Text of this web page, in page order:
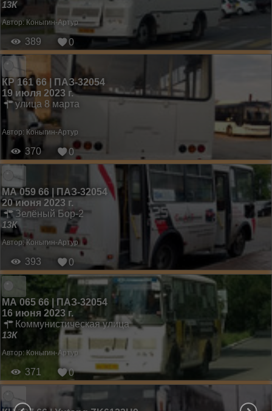
13К
Автор: Коныгин-Артур
389 0
КР 161 66 | ПАЗ-32054
19 июля 2023 г.
улица 8 марта
Автор: Коныгин-Артур
370 0
МА 059 66 | ПАЗ-32054
20 июня 2023 г.
Зелёный Бор-2
13К
Автор: Коныгин-Артур
393 0
МА 065 66 | ПАЗ-32054
16 июня 2023 г.
Коммунистическая улица
13К
Автор: Коныгин-Артур
371 0